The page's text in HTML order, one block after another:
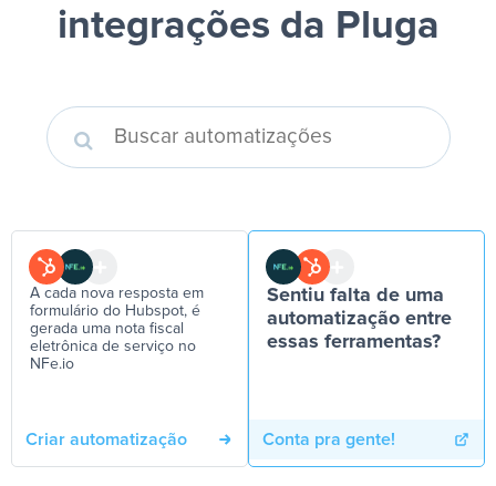
integrações da Pluga
A cada nova resposta em
formulário do Hubspot, é
gerada uma nota fiscal
eletrônica de serviço no
NFe.io
Criar automatização
Sentiu falta de uma
automatização entre
essas ferramentas?
Conta pra gente!